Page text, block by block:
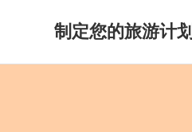
制定您的旅游计划